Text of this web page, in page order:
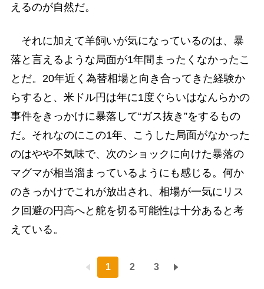
えるのが自然だ。
それに加えて羊飼いが気になっているのは、暴
落と言えるような局面が1年間まったくなかったこ
とだ。20年近く為替相場と向き合ってきた経験か
らすると、米ドル円は年に1度ぐらいはなんらかの
事件をきっかけに暴落して“ガス抜き”をするもの
だ。それなのにこの1年、こうした局面がなかった
のはやや不気味で、次のショックに向けた暴落の
マグマが相当溜まっているようにも感じる。何か
のきっかけでこれが放出され、相場が一気にリス
ク回避の円高へと舵を切る可能性は十分あると考
えている。
1 2 3